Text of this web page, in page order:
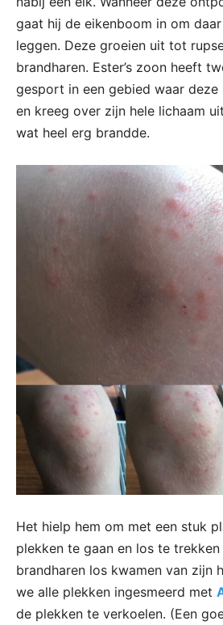
gaat hij de eikenboom in om
leggen. Deze groeien uit tot
brandharen. Ester’s zoon heeft
gesport in een gebied waar
en kreeg over zijn hele lichaam
wat heel erg brandde.
Het hielp hem om met een stuk
plekken te gaan en los te
brandharen los kwamen van zijn
we alle plekken ingesmeerd met
de plekken te verkoelen. (Een